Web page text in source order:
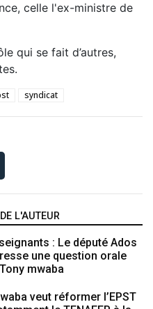
celle l'ex-ministre de
qui se fait d’autres,
syndicat
L'AUTEUR
: Le député Ados
une question orale
mwaba
veut réformer l’EPST